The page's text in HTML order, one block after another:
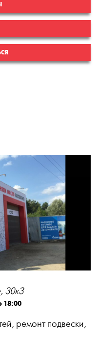
30к3
18:00
ремонт подвески,